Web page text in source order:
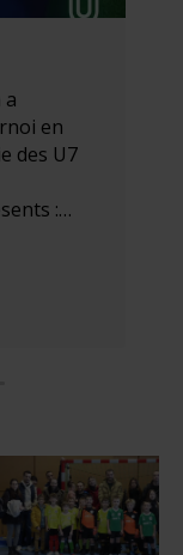
a
en
des U7
:
RHW96
des
le bon
la